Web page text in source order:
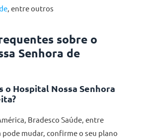
, entre outros
sobre o
Senhora de
o Hospital Nossa Senhora
Bradesco Saúde, entre
mudar, confirme o seu plano